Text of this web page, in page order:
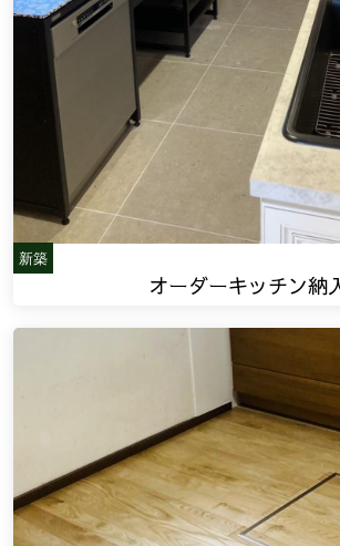
新築
オーダーキッチン納